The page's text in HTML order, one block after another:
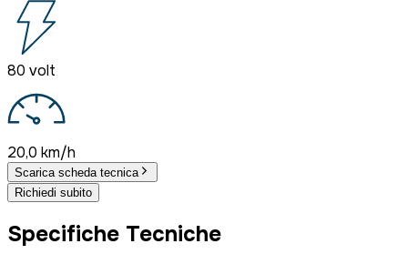
80 volt
20,0 km/h
Scarica scheda tecnica
Richiedi subito
Specifiche Tecniche